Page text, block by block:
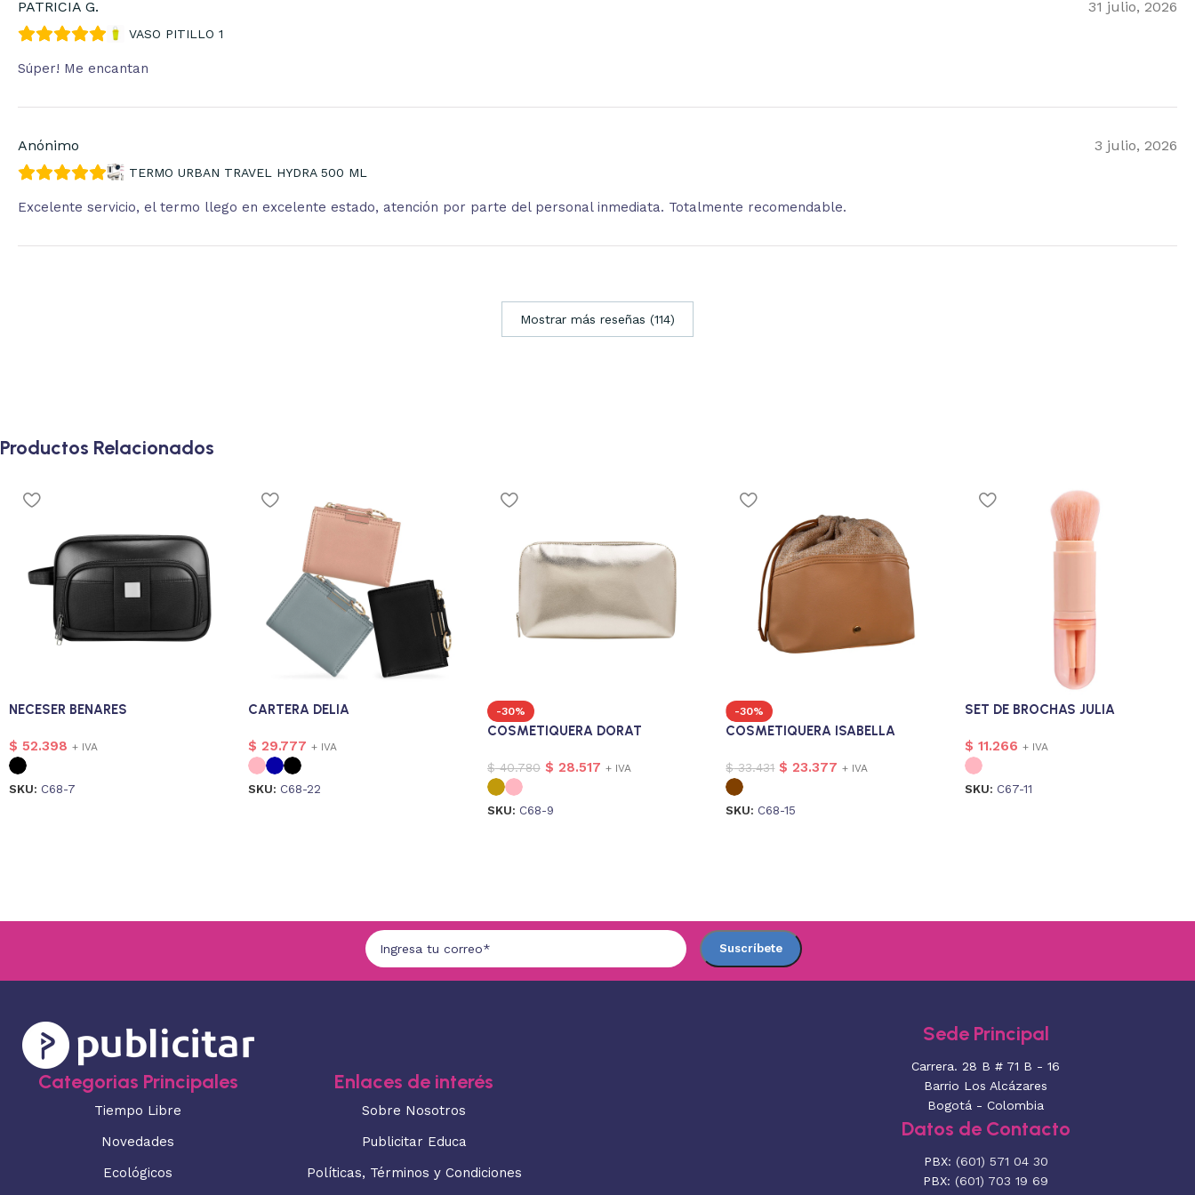
PATRICIA G. 31 julio, 2026
VASO PITILLO 1
Súper! Me encantan
Anónimo 3 julio, 2026
TERMO URBAN TRAVEL HYDRA 500 ML
Excelente servicio, el termo llego en excelente estado, atención por parte del personal inmediata. Totalmente recomendable.
Mostrar más reseñas (114)
Productos Relacionados
NECESER BENARES
$ 52.398 + IVA
SKU: C68-7
CARTERA DELIA
$ 29.777 + IVA
SKU: C68-22
-30%
COSMETIQUERA DORAT
$40.780 $ 28.517 + IVA
SKU: C68-9
-30%
COSMETIQUERA ISABELLA
$33.431 $ 23.377 + IVA
SKU: C68-15
SET DE BROCHAS JULIA
$ 11.266 + IVA
SKU: C67-11
Categorias Principales
Tiempo Libre
Novedades
Ecológicos
Enlaces de interés
Sobre Nosotros
Publicitar Educa
Políticas, Términos y Condiciones
Sede Principal
Carrera. 28 B # 71 B - 16
Barrio Los Alcázares
Bogotá - Colombia
Datos de Contacto
PBX: (601) 571 04 30
PBX: (601) 703 19 69